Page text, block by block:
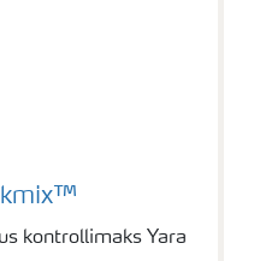
kontrollimaks Yara